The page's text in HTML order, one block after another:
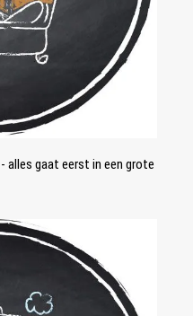
alles gaat eerst in een grote